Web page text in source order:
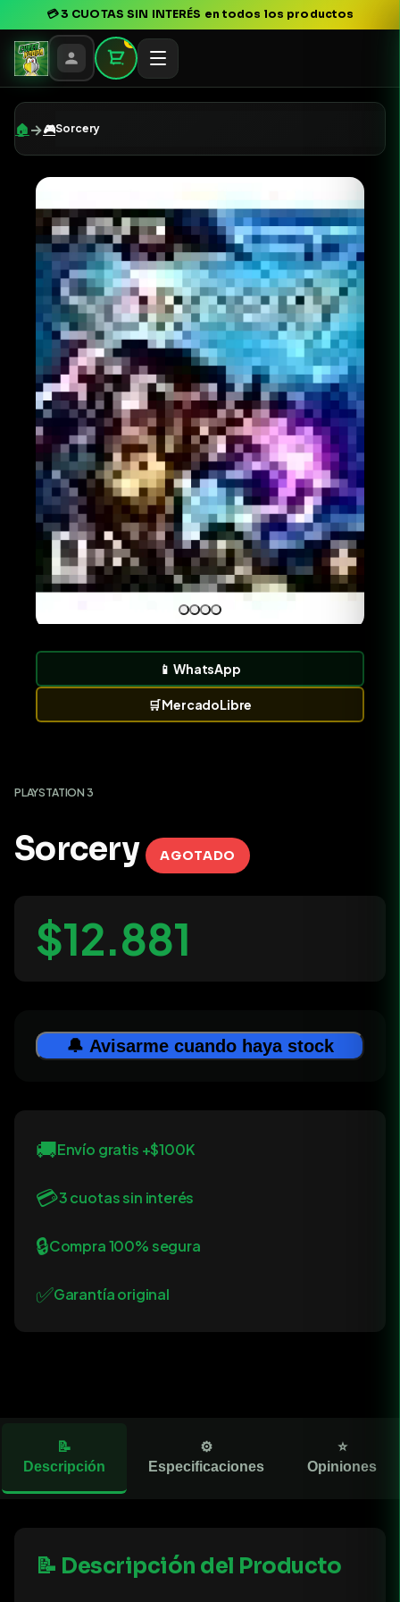
💳3 CUOTAS SIN INTERÉS en todos los productos
0
🏠 →🎮Sorcery
📱WhatsApp
🛒MercadoLibre
PLAYSTATION 3
Sorcery AGOTADO
$12.881
🔔 Avisarme cuando haya stock
🚚Envío gratis +$100K
💳3 cuotas sin interés
🔒Compra 100% segura
✅Garantía original
📝
Descripción
⚙️
Especificaciones
⭐
Opiniones
📝 Descripción del Producto